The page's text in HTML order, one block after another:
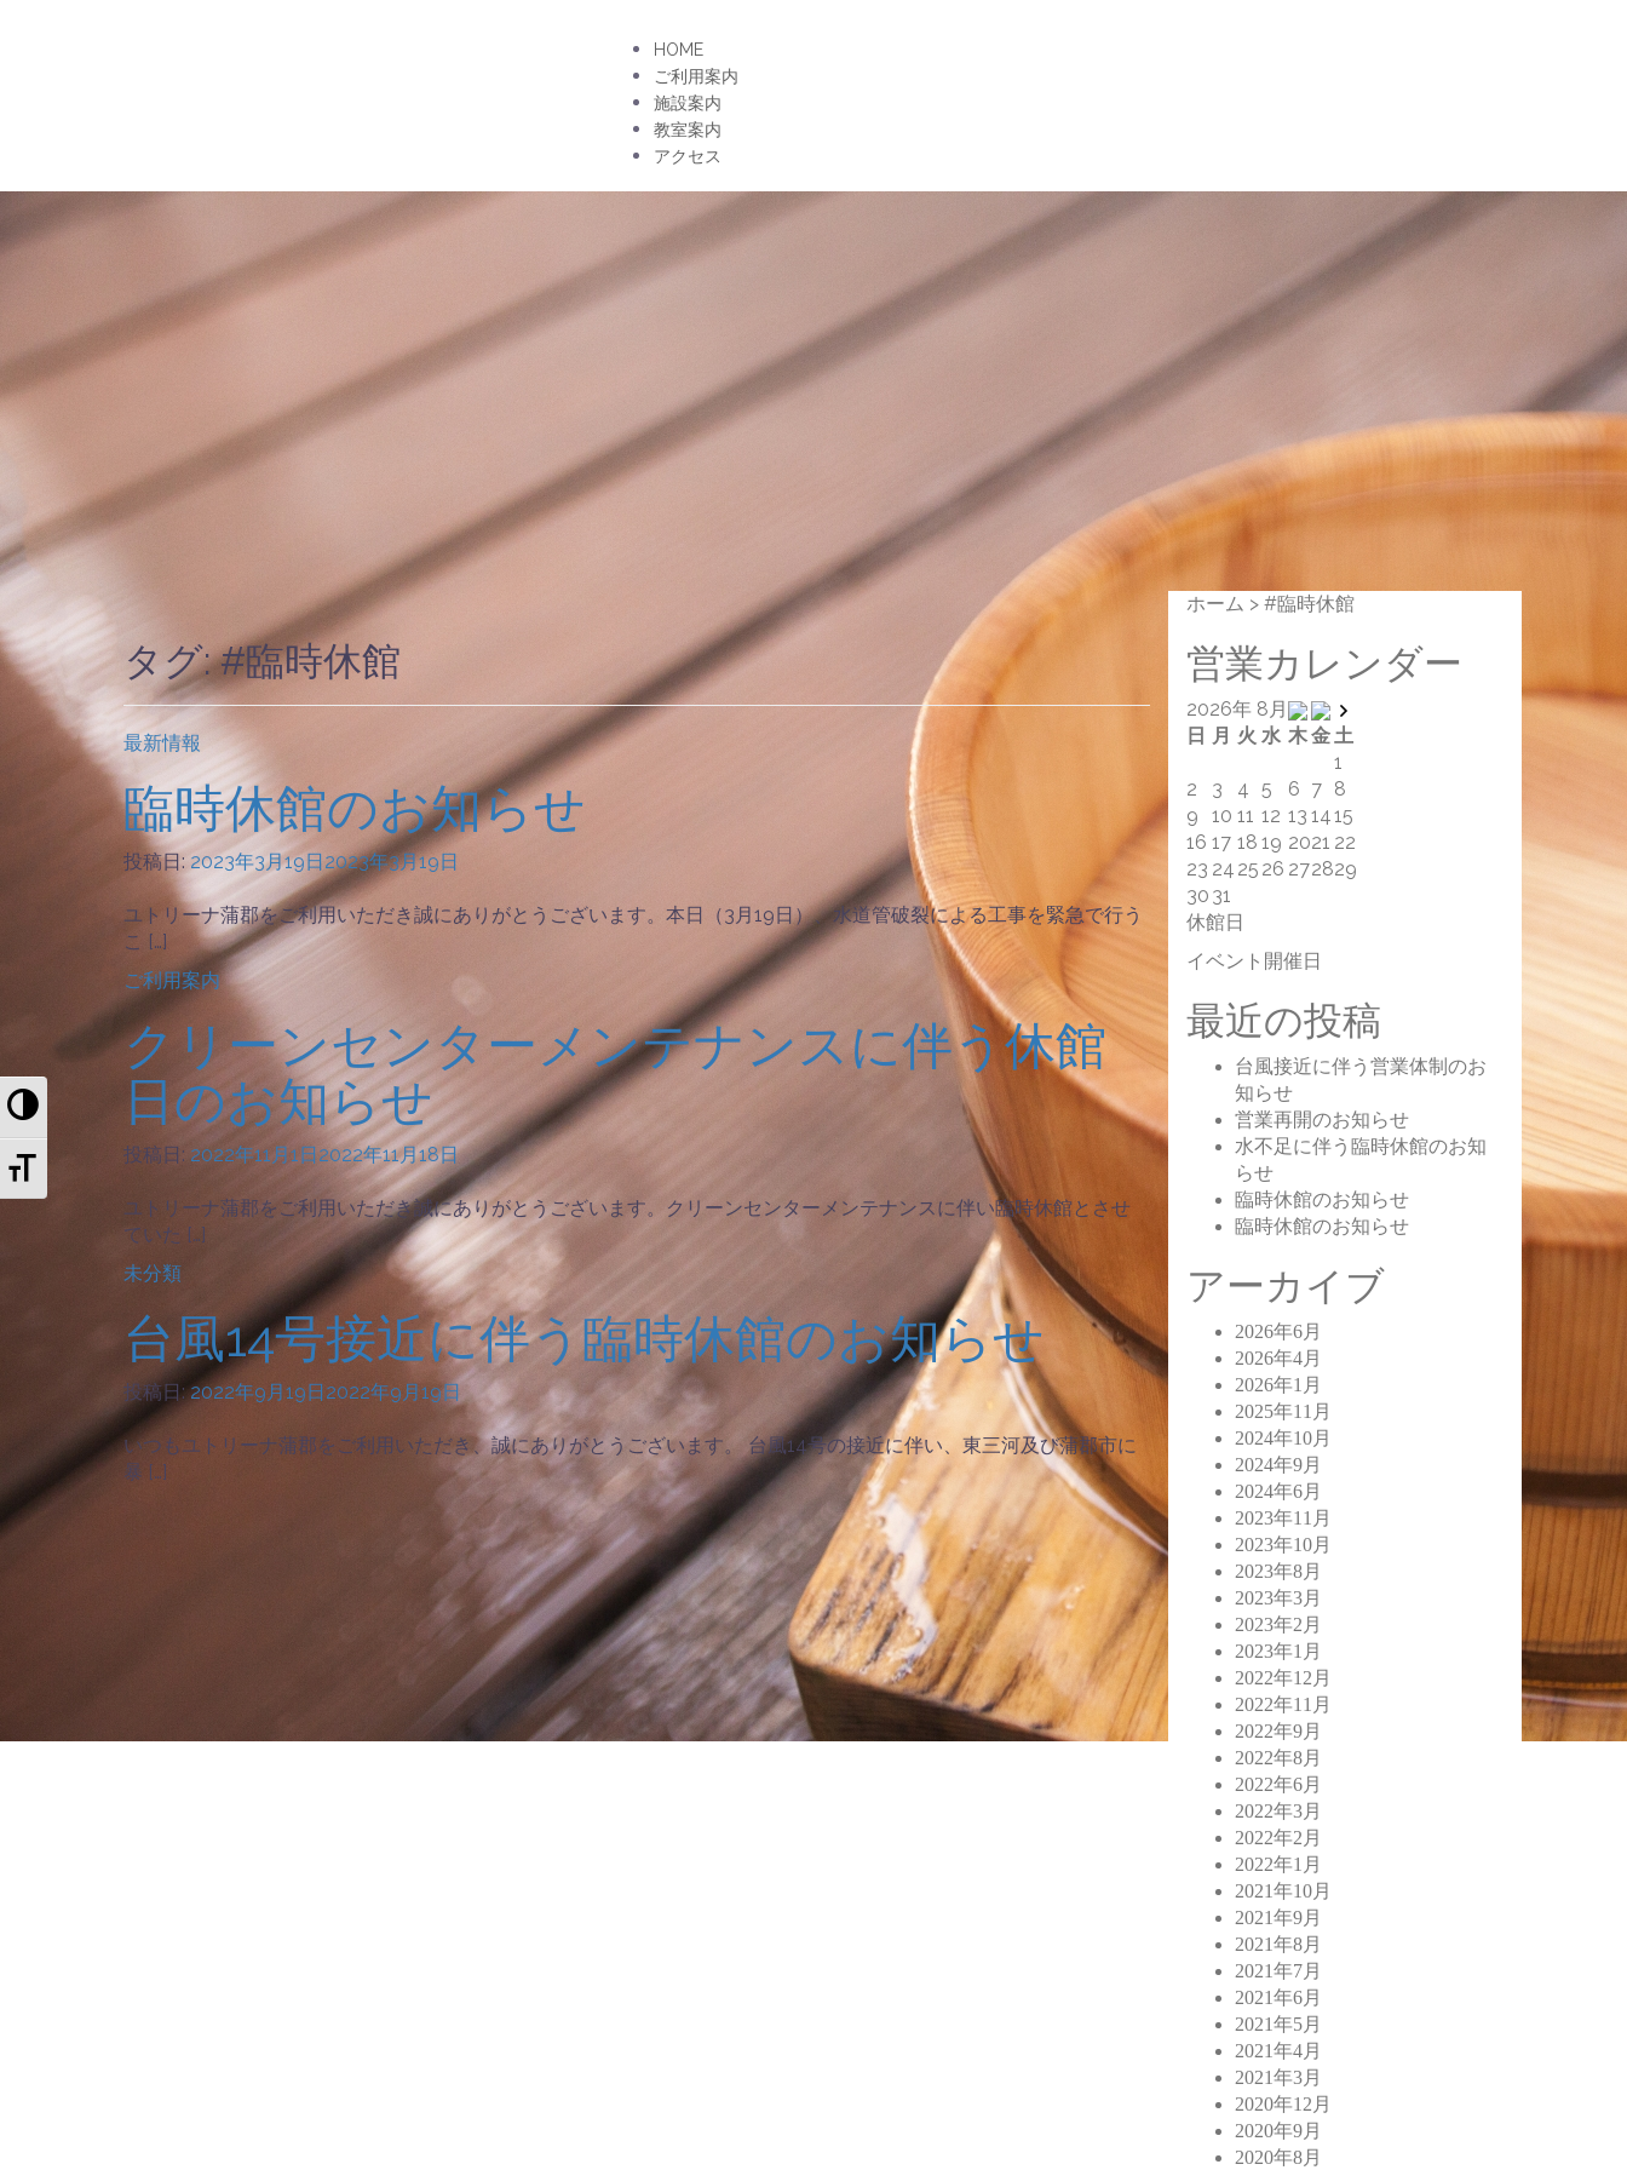
Toggle High Contrast
Toggle Font size
HOME
ご利用案内
施設案内
教室案内
アクセス
タグ: #臨時休館
最新情報
臨時休館のお知らせ
投稿日: 2023年3月19日2023年3月19日
ユトリーナ蒲郡をご利用いただき誠にありがとうございます。本日（3月19日）、水道管破裂による工事を緊急で行う
こ […]
ご利用案内
クリーンセンターメンテナンスに伴う休館
日のお知らせ
投稿日: 2022年11月1日2022年11月18日
ユトリーナ蒲郡をご利用いただき誠にありがとうございます。クリーンセンターメンテナンスに伴い臨時休館とさせ
ていた […]
未分類
台風14号接近に伴う臨時休館のお知らせ
投稿日:2022年9月19日 2022年9月19日
いつもユトリーナ蒲郡をご利用いただき、誠にありがとうございます。 台風14号の接近に伴い、東三河及び蒲郡市に
暴 […]
ホーム > #臨時休館
営業カレンダー
2026年 8月
日 月 火 水 木金土
1
2
3 4 5 6 7
8
9
10 11 12 13 1415
16 17 18 19 2021 22
23 24 25 26 272829
30 31
休館日
イベント開催日
最近の投稿
台風接近に伴う営業体制のお
知らせ
営業再開のお知らせ
水不足に伴う臨時休館のお知
らせ
臨時休館のお知らせ
臨時休館のお知らせ
アーカイブ
2026年6月
2026年4月
2026年1月
2025年11月
2024年10月
2024年9月
2024年6月
2023年11月
2023年10月
2023年8月
2023年3月
2023年2月
2023年1月
2022年12月
2022年11月
2022年9月
2022年8月
2022年6月
2022年3月
2022年2月
2022年1月
2021年10月
2021年9月
2021年8月
2021年7月
2021年6月
2021年5月
2021年4月
2021年3月
2020年12月
2020年9月
2020年8月